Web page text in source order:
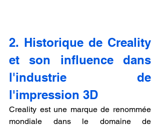
2. Historique de Creality
et son influence dans
l'industrie de
l'impression 3D
Creality est une marque de renommée
mondiale dans le domaine de